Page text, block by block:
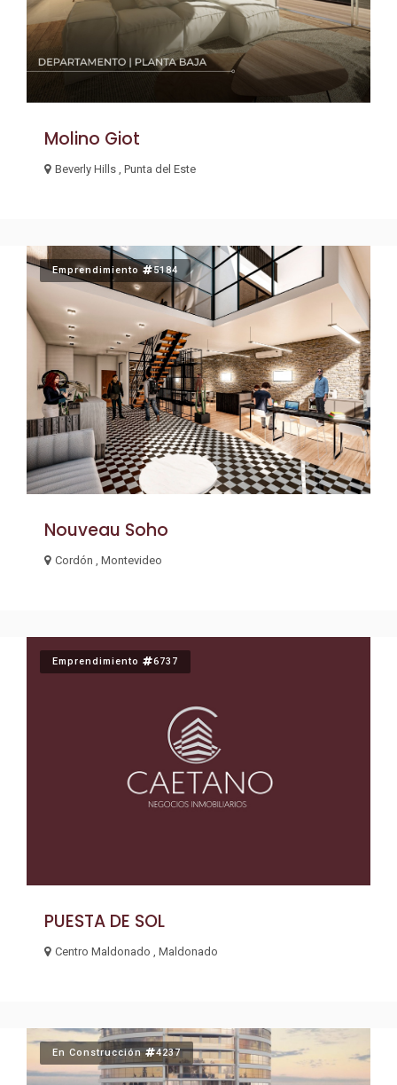
Molino Giot
Beverly Hills , Punta del Este
Emprendimiento 5184
Nouveau Soho
Cordón , Montevideo
Emprendimiento 6737
PUESTA DE SOL
Centro Maldonado , Maldonado
En Construcción 4237